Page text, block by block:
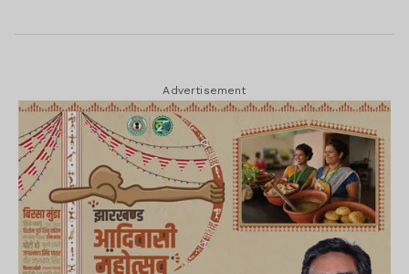
Advertisement